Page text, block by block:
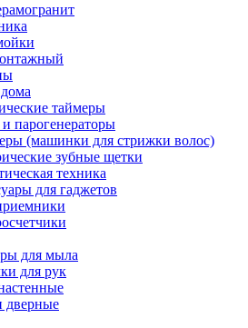
таймеры
парогенераторы
(машинки для стрижки волос)
зубные щетки
техника
для гаджетов
для мыла
для рук
дверные